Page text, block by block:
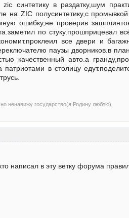
zic синтетику в раздатку,шум
на ZIC полусинтетику,с
ошибку,не проверив
по стуку.прошприцевал
все двери и
паузы дворников.в
качественный авто.а
в столицу
ненавижу государство(я Родину люблю)
написал в эту ветку форума